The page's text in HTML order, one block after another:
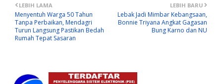
LEBIH BARU
Lebak Jadi Mimbar Kebangsaan,
Bonnie Triyana Angkat Gagasan
Bung Karno dan NU
LEBIH LAMA
Menyentuh Warga 50 Tahun
Tanpa Perbaikan, Mendagri
Turun Langsung Pastikan Bedah
Rumah Tepat Sasaran